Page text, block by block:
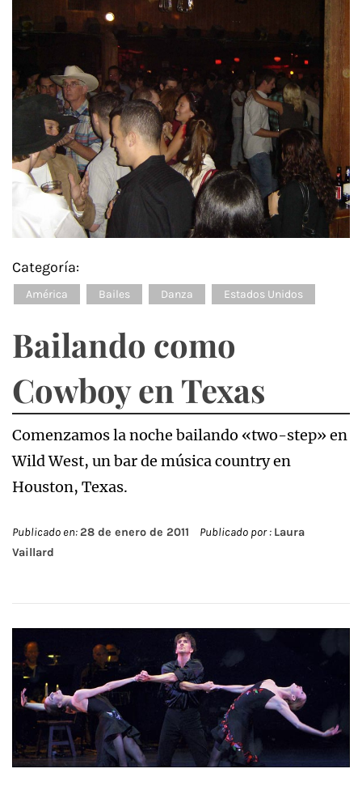
Categoría:
América Bailes Danza Estados Unidos
Bailando como
Cowboy en Texas
Comenzamos la noche bailando «two-step» en
Wild West, un bar de música country en
Houston, Texas.
Publicado en:28 de enero de 2011 Publicado por : Laura
Vaillard